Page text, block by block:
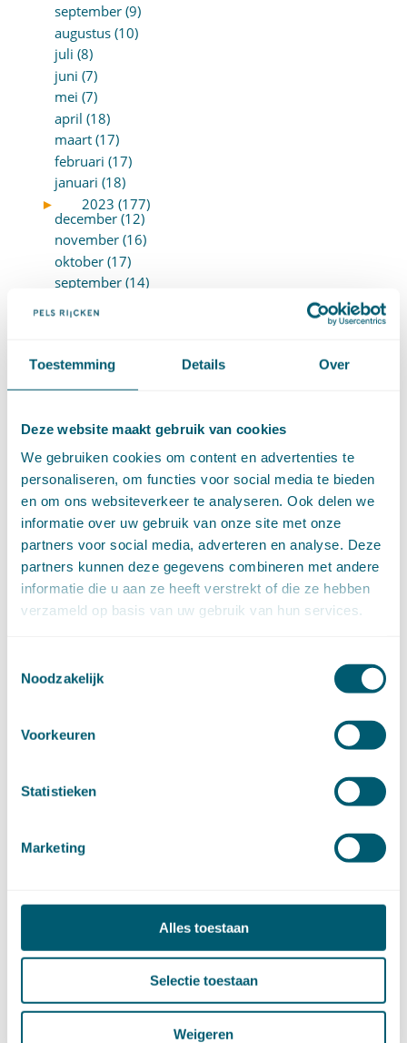
Toestemming Details Over
Deze website maakt gebruik van cookies
We gebruiken cookies om content en advertenties te
personaliseren, om functies voor social media te bieden
en om ons websiteverkeer te analyseren. Ook delen we
informatie over uw gebruik van onze site met onze
partners voor social media, adverteren en analyse. Deze
partners kunnen deze gegevens combineren met andere
informatie die u aan ze heeft verstrekt of die ze hebben
verzameld op basis van uw gebruik van hun services.
Noodzakelijk
Voorkeuren
Statistieken
Marketing
Alles toestaan
Selectie toestaan
Weigeren
september (9)
augustus (10)
juli (8)
juni (7)
mei (7)
april (18)
maart (17)
februari (17)
januari (18)
►
2023 (177)
december (12)
november (16)
oktober (17)
september (14)
mei (9)
april (13)
februari (16)
januari (14)
►
2022 (168)
december (13)
november (18)
oktober (15)
september (12)
augustus (4)
juli (16)
juni (16)
maart (16)
►
2021 (123)
november (9)
augustus (7)
mei (6)
maart (14)
►
2020 (154)